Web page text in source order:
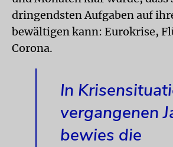
dringendsten Aufgaben auf
bewältigen kann: Eurokrise,
Corona.
In
vergangenen
bewies die